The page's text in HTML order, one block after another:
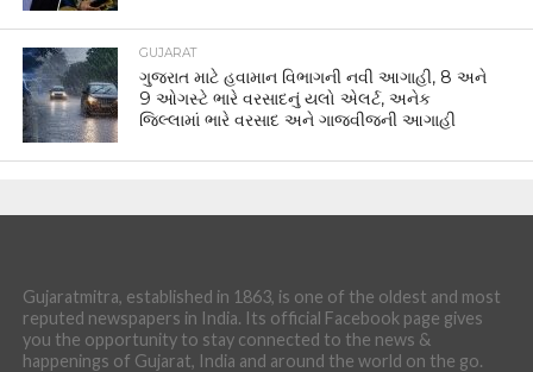
GUJARAT
ગુજરાત માટે હવામાન વિભાગની નવી આગાહી, 8 અને
9 ઓગસ્ટે ભારે વરસાદનું યલો એલર્ટ, અનેક
જિલ્લામાં ભારે વરસાદ અને ગાજવીજની આગાહી
Gujaratmitra, established in 1863, is one of the oldest and most
reputed newspapers in India. Its official Facebook page gives
you the opportunity to stay connected to the news &
happenings of Gujarat, India and around the world on the go.